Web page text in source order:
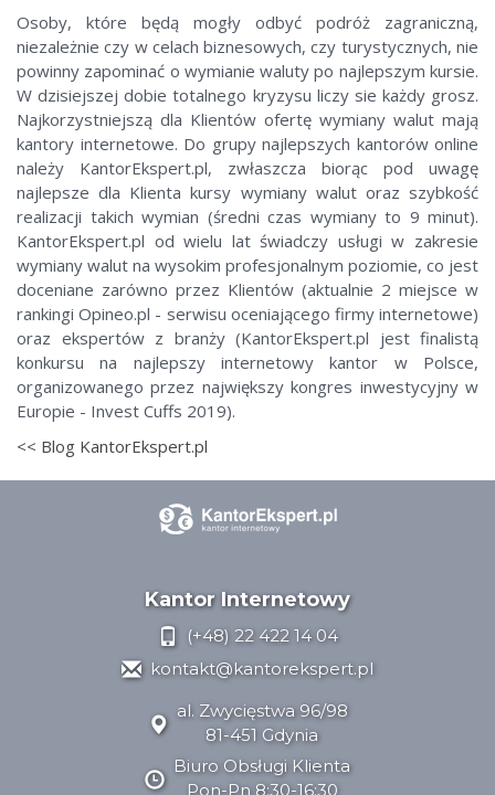
Osoby, które będą mogły odbyć podróż zagraniczną,
niezależnie czy w celach biznesowych, czy turystycznych, nie
powinny zapominać o wymianie waluty po najlepszym kursie.
W dzisiejszej dobie totalnego kryzysu liczy sie każdy grosz.
Najkorzystniejszą dla Klientów ofertę wymiany walut mają
kantory internetowe. Do grupy najlepszych kantorów online
należy KantorEkspert.pl, zwłaszcza biorąc pod uwagę
najlepsze dla Klienta kursy wymiany walut oraz szybkość
realizacji takich wymian (średni czas wymiany to 9 minut).
KantorEkspert.pl od wielu lat świadczy usługi w zakresie
wymiany walut na wysokim profesjonalnym poziomie, co jest
doceniane zarówno przez Klientów (aktualnie 2 miejsce w
rankingi Opineo.pl - serwisu oceniającego firmy internetowe)
oraz ekspertów z branży (KantorEkspert.pl jest finalistą
konkursu na najlepszy internetowy kantor w Polsce,
organizowanego przez największy kongres inwestycyjny w
Europie - Invest Cuffs 2019).
<< Blog KantorEkspert.pl
Kantor Internetowy
(+48) 22 422 14 04
kontakt@kantorekspert.pl
al. Zwycięstwa 96/98
81-451 Gdynia
Biuro Obsługi Klienta
Pon-Pn 8:30-16:30